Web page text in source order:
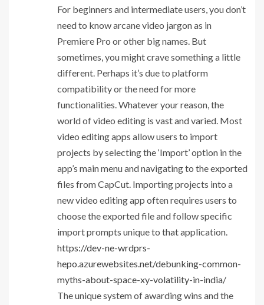
For beginners and intermediate users, you don’t
need to know arcane video jargon as in
Premiere Pro or other big names. But
sometimes, you might crave something a little
different. Perhaps it’s due to platform
compatibility or the need for more
functionalities. Whatever your reason, the
world of video editing is vast and varied. Most
video editing apps allow users to import
projects by selecting the ‘Import’ option in the
app’s main menu and navigating to the exported
files from CapCut. Importing projects into a
new video editing app often requires users to
choose the exported file and follow specific
import prompts unique to that application.
https://dev-ne-wrdprs-
hepo.azurewebsites.net/debunking-common-
myths-about-space-xy-volatility-in-india/
The unique system of awarding wins and the